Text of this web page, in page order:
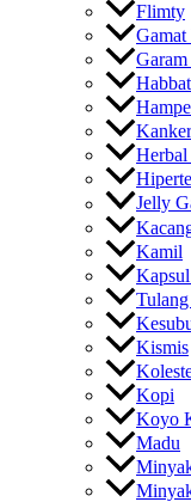
Flimty
Gamat
Jelly
Kamil
Kismis
Kopi
Koyo
Madu